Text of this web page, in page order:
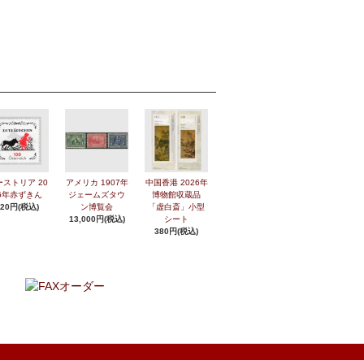
ストリア 20
赤ずきん
円(税込)
アメリカ 1907年
ジェームズタウ
ン博覧会
13,000円(税込)
中国香港 2026年
博物館収蔵品
「虚白斎」小型
シート
380円(税込)